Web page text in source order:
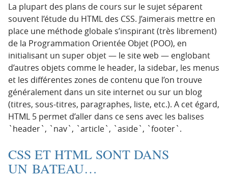
La plupart des plans de cours sur le sujet séparent
souvent l’étude du HTML des CSS. J’aimerais mettre en
place une méthode globale s’inspirant (très librement)
de la Programmation Orientée Objet (POO), en
initialisant un super objet — le site web — englobant
d’autres objets comme le header, la sidebar, les menus
et les différentes zones de contenu que l’on trouve
généralement dans un site internet ou sur un blog
(titres, sous-titres, paragraphes, liste, etc.). A cet égard,
HTML 5 permet d’aller dans ce sens avec les balises
`header`, `nav`, `article`, `aside`, `footer`.
CSS ET HTML SONT DANS
UN BATEAU…